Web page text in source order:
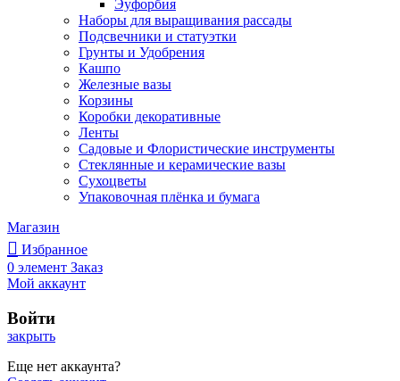
Эуфорбия
Наборы для выращивания рассады
Подсвечники и статуэтки
Грунты и Удобрения
Кашпо
Железные вазы
Корзины
Коробки декоративные
Ленты
Садовые и Флористические инструменты
Стеклянные и керамические вазы
Сухоцветы
Упаковочная плёнка и бумага
Магазин
Избранное
0 элемент Заказ
Мой аккаунт
Войти
закрыть
Еще нет аккаунта?